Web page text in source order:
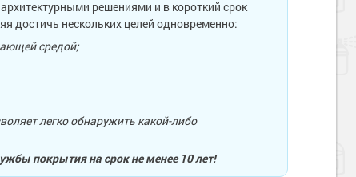
решениями и в короткий срок
достичь нескольких целей одновременно:
средой;
легко обнаружить какой-либо
покрытия на срок не менее 10 лет!